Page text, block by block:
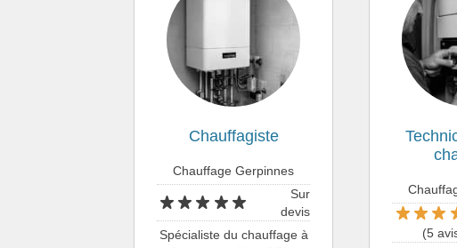
Chauffagiste
Chauffage Gerpinnes
Sur
devis
Spécialiste du chauffage à
(5